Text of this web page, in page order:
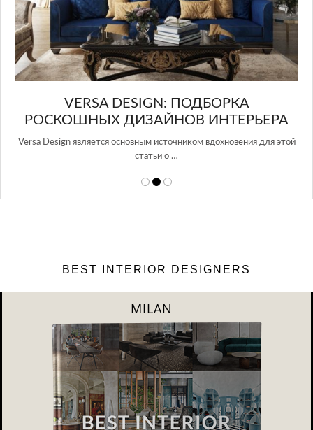
для этой
BEST INTERIOR DESIGNERS
DUBAI